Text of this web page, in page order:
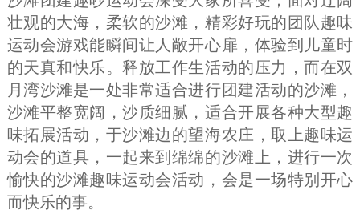
壮观的大海，柔软的沙滩，精彩好玩的团队趣味
运动会游戏能瞬间让人敞开心扉，体验到儿童时
的天真和快乐。释放工作生活动的压力，而在双
月湾沙滩是一处非常适合进行团建活动的沙滩，
沙滩平整宽阔，沙质细腻，适合开展各种大型趣
味拓展活动，于沙滩边的望海农庄，取上趣味运
动会的道具，一起来到绵绵的沙滩上，进行一次
愉快的沙滩趣味运动会活动，会是一场特别开心
而快乐的事。